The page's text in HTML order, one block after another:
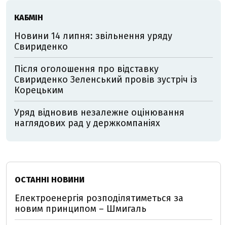
КАБМІН
Новини 14 липня: звільнення уряду
Свириденко
Після оголошення про відставку
Свириденко Зеленський провів зустріч із
Корецьким
Уряд відновив незалежне оцінювання
наглядових рад у держкомпаніях
ОСТАННІ НОВИНИ
Електроенергія розподілятиметься за
новим принципом – Шмигаль